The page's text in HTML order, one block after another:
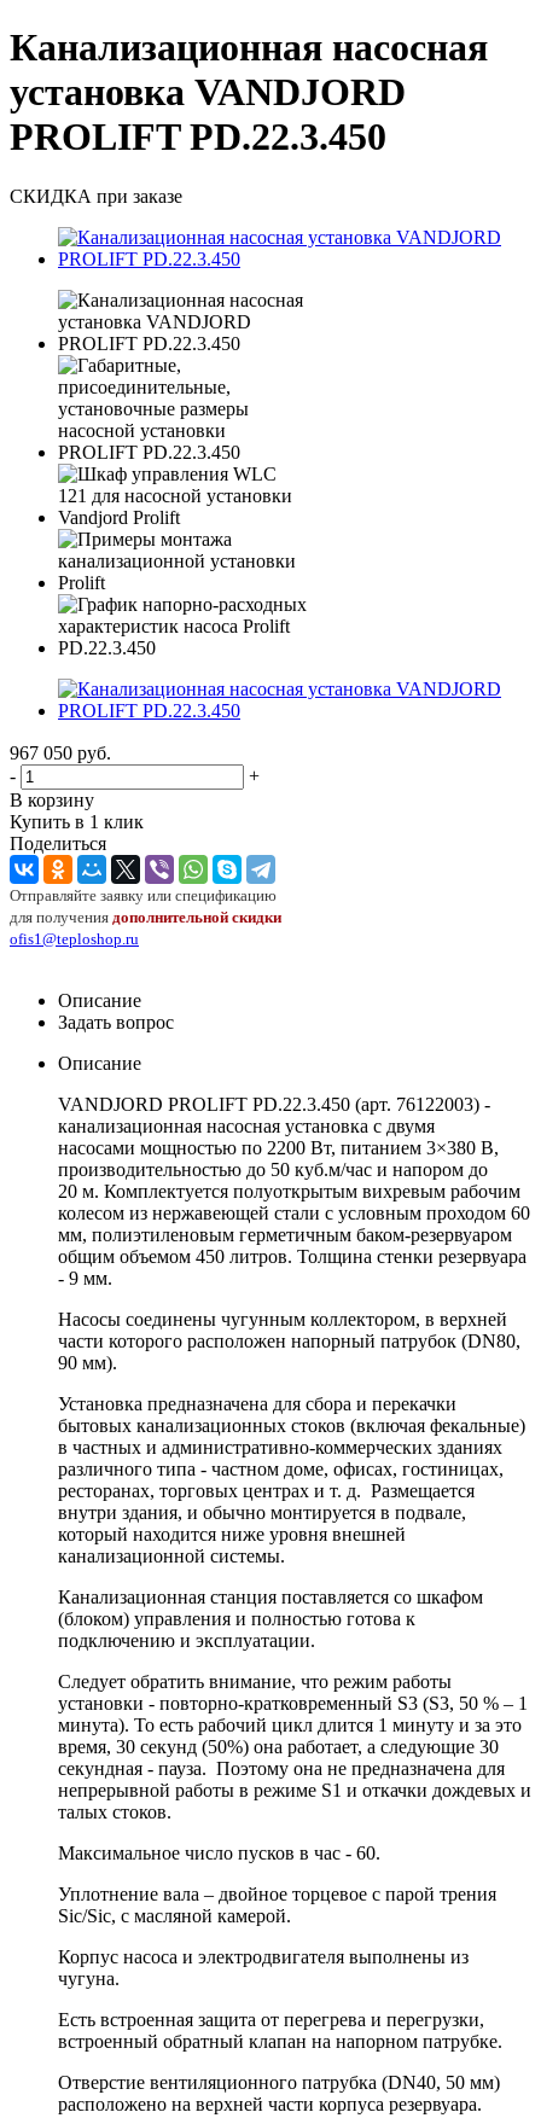
Канализационная насосная
установка VANDJORD
PROLIFT PD.22.3.450
СКИДКА при заказе
967 050 руб.
-
+
В корзину
Купить в 1 клик
Поделиться
Отправляйте заявку или спецификацию
для получения дополнительной скидки
ofis1@teploshop.ru
Описание
Задать вопрос
Описание
VANDJORD PROLIFT PD.22.3.450 (арт. 76122003) -
канализационная насосная установка с двумя
насосами мощностью по 2200 Вт, питанием 3×380 В,
производительностью до 50 куб.м/час и напором до
20 м. Комплектуется полуоткрытым вихревым рабочим
колесом из нержавеющей стали с условным проходом 60
мм, полиэтиленовым герметичным баком-резервуаром
общим объемом 450 литров. Толщина стенки резервуара
- 9 мм.
Насосы соединены чугунным коллектором, в верхней
части которого расположен напорный патрубок (DN80,
90 мм).
Установка предназначена для сбора и перекачки
бытовых канализационных стоков (включая фекальные)
в частных и административно-коммерческих зданиях
различного типа - частном доме, офисах, гостиницах,
ресторанах, торговых центрах и т. д. Размещается
внутри здания, и обычно монтируется в подвале,
который находится ниже уровня внешней
канализационной системы.
Канализационная станция поставляется со шкафом
(блоком) управления и полностью готова к
подключению и эксплуатации.
Следует обратить внимание, что режим работы
установки - повторно-кратковременный S3 (S3, 50 % – 1
минута). То есть рабочий цикл длится 1 минуту и за это
время, 30 секунд (50%) она работает, а следующие 30
секундная - пауза. Поэтому она не предназначена для
непрерывной работы в режиме S1 и откачки дождевых и
талых стоков.
Максимальное число пусков в час - 60.
Уплотнение вала – двойное торцевое с парой трения
Sic/Sic, с масляной камерой.
Корпус насоса и электродвигателя выполнены из
чугуна.
Есть встроенная защита от перегрева и перегрузки,
встроенный обратный клапан на напорном патрубке.
Отверстие вентиляционного патрубка (DN40, 50 мм)
расположено на верхней части корпуса резервуара.